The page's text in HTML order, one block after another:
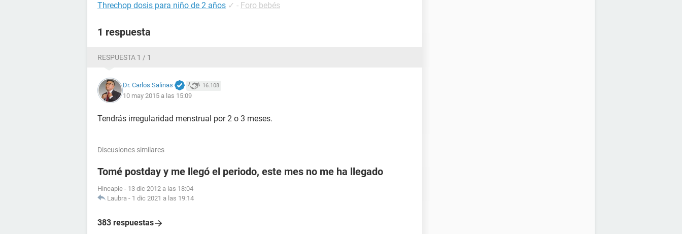
Threchop dosis para niño de 2 años ✓ - Foro bebés
1 respuesta
RESPUESTA 1 / 1
Dr. Carlos Salinas 16.108
10 may 2015 a las 15:09
Tendrás irregularidad menstrual por 2 o 3 meses.
Discusiones similares
Tomé postday y me llegó el periodo, este mes no me ha llegado
Hincapie - 13 dic 2012 a las 18:04
Laubra - 1 dic 2021 a las 19:14
383 respuestas